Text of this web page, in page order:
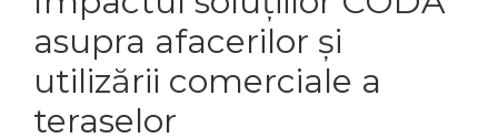
asupra afacerilor și
utilizării comerciale a
teraselor